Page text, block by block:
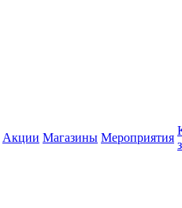
Акции Магазины Мероприятия